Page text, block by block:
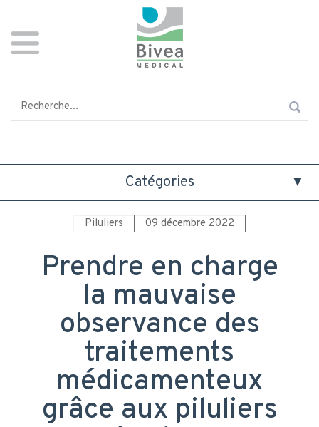
contenu
principal
Catégories
Piluliers 09 décembre 2022
Prendre en charge
la mauvaise
observance des
traitements
médicamenteux
grâce aux piluliers
Panneau de gestion des cookies